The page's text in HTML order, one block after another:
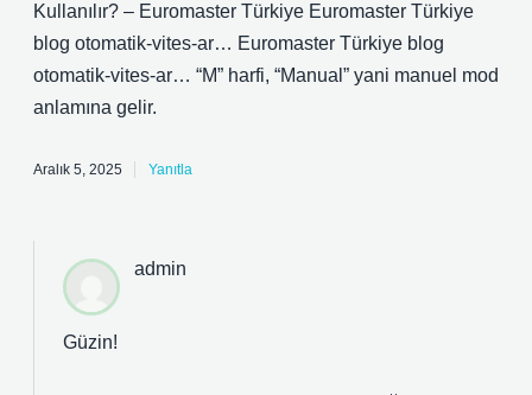
Kullanılır? – Euromaster Türkiye Euromaster Türkiye
blog otomatik-vites-ar… Euromaster Türkiye blog
otomatik-vites-ar… “M” harfi, “Manual” yani manuel mod
anlamına gelir.
Aralık 5, 2025 Yanıtla
admin
Güzin!